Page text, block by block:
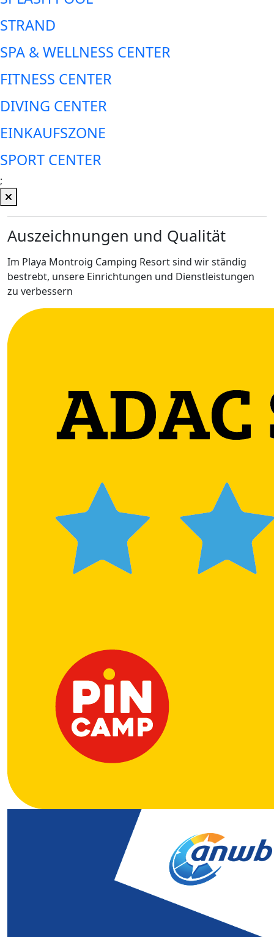
STRAND
SPA & WELLNESS CENTER
FITNESS CENTER
DIVING CENTER
EINKAUFSZONE
SPORT CENTER
;
Auszeichnungen und Qualität
Im Playa Montroig Camping Resort sind wir ständig
bestrebt, unsere Einrichtungen und Dienstleistungen
zu verbessern